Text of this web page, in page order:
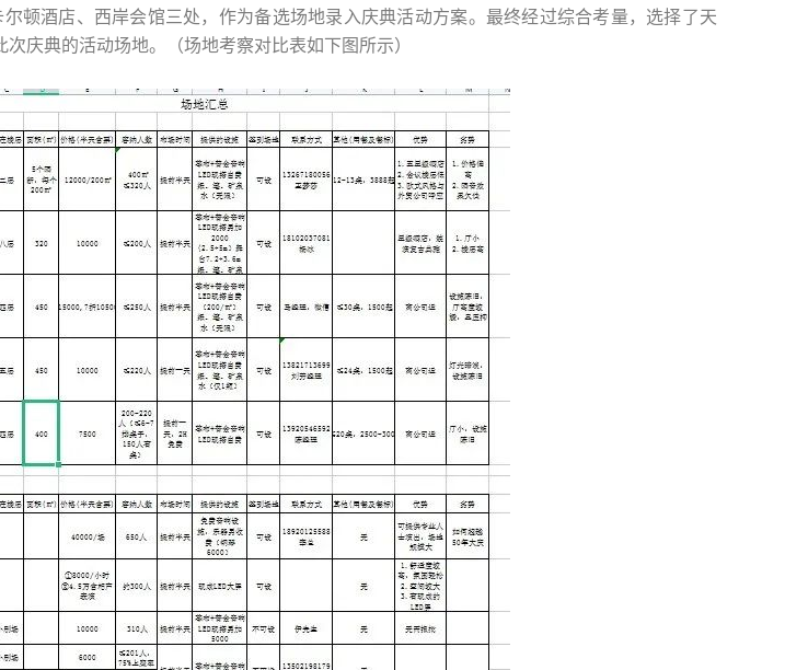
顿酒店、西岸会馆三处，作为备选场地录入庆典活动方案。最终经过综合考量，选择了天
庆典的活动场地。（场地考察对比表如下图所示）